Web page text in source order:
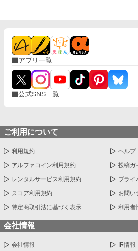
アプリ一覧
公式SNS一覧
ご利用について
利用規約 ヘルプ
アルファコイン利用規約 投稿ガ
レンタルサービス利用規約 プライ
スコア利用規約 お問い
特定商取引法に基づく表示 利用者
会社情報
会社情報 IR情報